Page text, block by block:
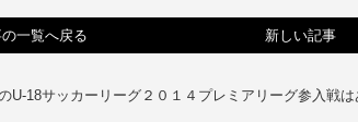
一覧へ戻る 新しい記事
U-18サッカーリーグ２０１４プレミアリーグ参入戦は